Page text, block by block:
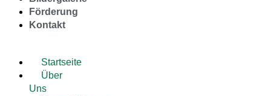
Förderung
Kontakt
Startseite
Über
Uns